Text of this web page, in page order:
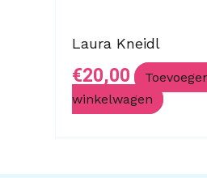
Laura Kneidl
€20,00
winkelwagen